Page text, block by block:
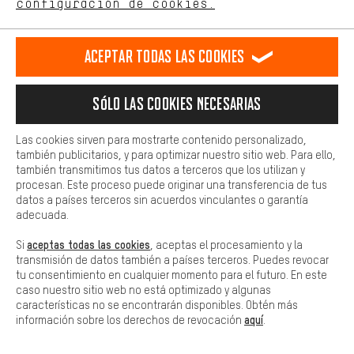
Ángulo de dirección:
Stack:
Altura del saliente:
809 mm
Distancia entre ejes :
998 mm
Reach:
392 mm
415 mm
Ángulo del asiento:
72.9
BB Drop:
69 mm
configuración de cookies.
Más confort
cookies de comodidad, creamos enlaces a plataformas de redes
sociales. Esto nos permite proporcionarle más contenido e
adicionales que le ayudarán a encontrar los productos adecuados.
preguntas de forma rápida y sencilla.
Básica
Las cookies básicas aseguran que puedas usar nuestro sitio web.
Aceptar todas las cookies
Sólo las cookies necesarias
Las cookies sirven para mostrarte contenido personalizado,
también publicitarios, y para optimizar nuestro sitio web. Para ello,
también transmitimos tus datos a terceros que los utilizan y
procesan. Este proceso puede originar una transferencia de tus
datos a países terceros sin acuerdos vinculantes o garantía
adecuada.
Si aceptas todas las cookies , aceptas el procesamiento y la
transmisión de datos también a países terceros. Puedes revocar
tu consentimiento en cualquier momento para el futuro. En este
caso nuestro sitio web no está optimizado y algunas
características no se encontrarán disponibles. Obtén más
información sobre los derechos de revocación aquí.